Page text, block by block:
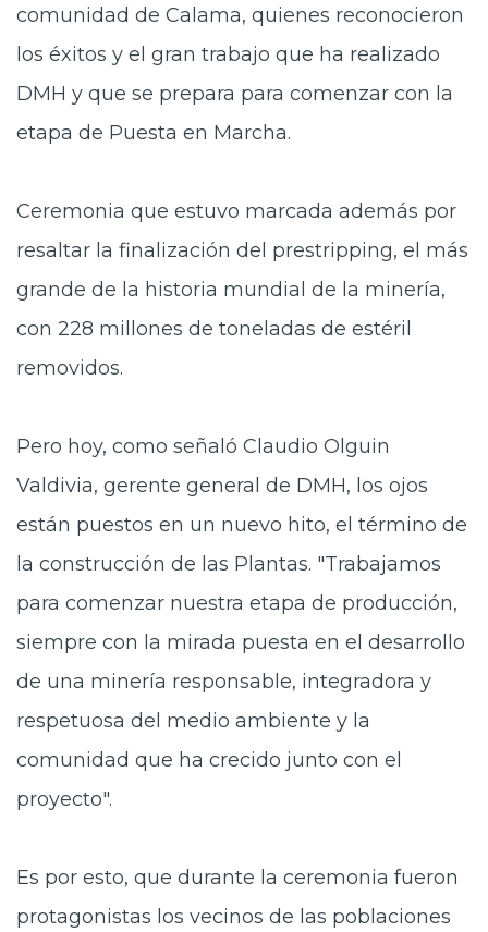
comunidad de Calama, quienes reconocieron
los éxitos y el gran trabajo que ha realizado
DMH y que se prepara para comenzar con la
etapa de Puesta en Marcha.
Ceremonia que estuvo marcada además por
resaltar la finalización del prestripping, el más
grande de la historia mundial de la minería,
con 228 millones de toneladas de estéril
removidos.
Pero hoy, como señaló Claudio Olguin
Valdivia, gerente general de DMH, los ojos
están puestos en un nuevo hito, el término de
la construcción de las Plantas. "Trabajamos
para comenzar nuestra etapa de producción,
siempre con la mirada puesta en el desarrollo
de una minería responsable, integradora y
respetuosa del medio ambiente y la
comunidad que ha crecido junto con el
proyecto".
Es por esto, que durante la ceremonia fueron
protagonistas los vecinos de las poblaciones